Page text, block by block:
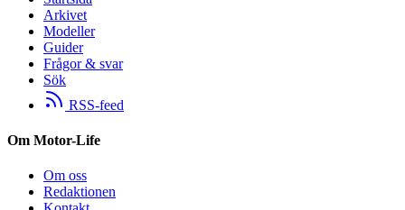
Arkivet
Modeller
Guider
Frågor & svar
Sök
RSS-feed
Om Motor-Life
Om oss
Redaktionen